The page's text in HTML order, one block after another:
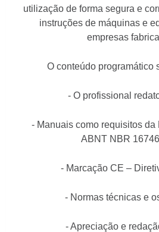
utilização de forma segura e
instruções de máquinas e
empresas
O conteúdo programático
- O profissional
- Manuais como requisitos da
ABNT NBR
- Marcação CE –
- Normas técnicas e
- Apreciação e